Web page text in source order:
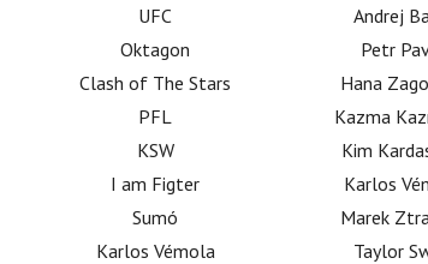
UFC
Oktagon
Clash of The Stars
PFL
KSW
I am Figter
Sumó
Karlos Vémola
Andrej
Petr
Hana
Kazma
Kim
Karlos
Marek
Taylor